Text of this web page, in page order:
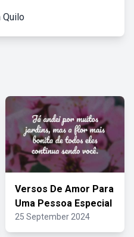
Quilo
Versos De Amor Para
Uma Pessoa Especial
25 September 2024